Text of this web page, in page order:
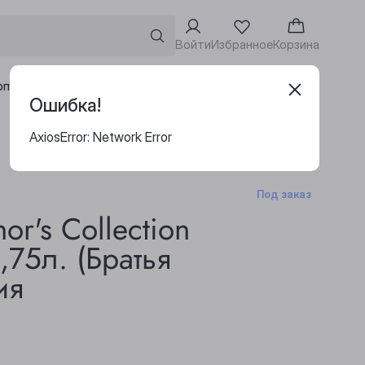
ВойтиИзбранноеКорзина
клиентам Адреса винотек
Под заказ
Collection
(Братья
Ошибка!
AxiosError: Network Error